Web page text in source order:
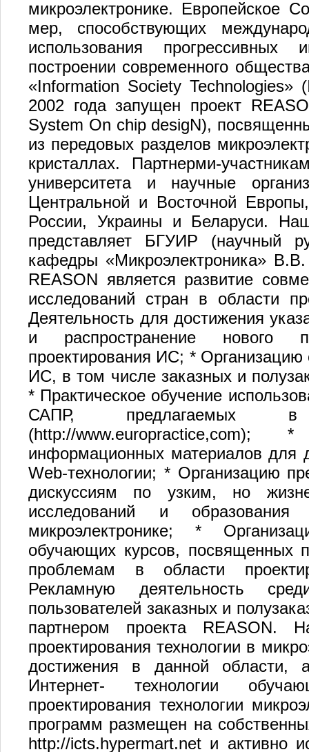
микроэлектронике. Европейское
мер, способствующих
использования прогрессивных
построении современного
«Information Society
2002 года запущен проект
System On chip desigN),
из передовых разделов
кристаллах. Партнерми-
университета и научные
Центральной и Восточной
России, Украины и Беларуси.
представляет БГУИР (научный
кафедры «Микроэлектроника»
REASON является развитие
исследований стран в области
Деятельность для достижения
и распространение нового
проектирования ИС; * Организацию
ИС, в том числе заказных и
* Практическое обучение
САПР, предлагаемых в
(http://
информационных материалов для
Web-технологии; * Организацию
дискуссиям по узким, но
исследований и
микроэлектронике; *
обучающих курсов, посвященных
проблемам в области
Рекламную деятельность
пользователей заказных и
партнером проекта REASON.
проектирования технологии в
достижения в данной области,
Интернет- технологии
проектирования технологии
программ размещен на
http://icts.hypermart.net и активно